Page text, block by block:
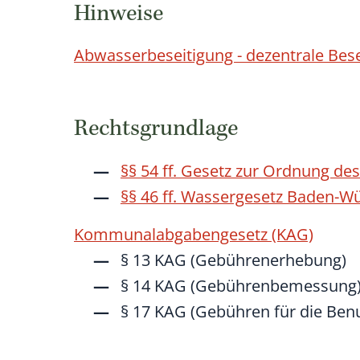
Hinweise
Abwasserbeseitigung - dezentrale
Rechtsgrundlage
§§ 54 ff. Gesetz zur Ordnung
§§ 46 ff. Wassergesetz Baden-
Kommunalabgabengesetz (KAG)
§ 13 KAG (Gebührenerhebung)
§ 14 KAG
§ 17 KAG (Gebühren für die